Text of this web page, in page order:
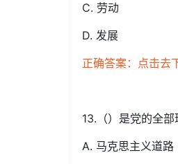
C. 劳动
D. 发展
正确答案：点击去
13.（）是党的全
A. 马克思主义道路